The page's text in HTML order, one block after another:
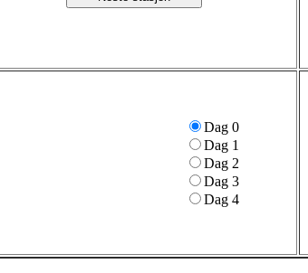
Dag 0
Dag 1
Dag 2
Dag 3
Dag 4